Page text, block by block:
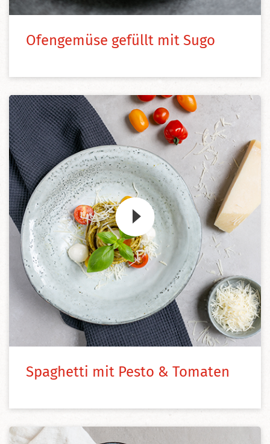
Ofengemüse gefüllt mit Sugo
Zum Video
Spaghetti mit Pesto & Tomaten